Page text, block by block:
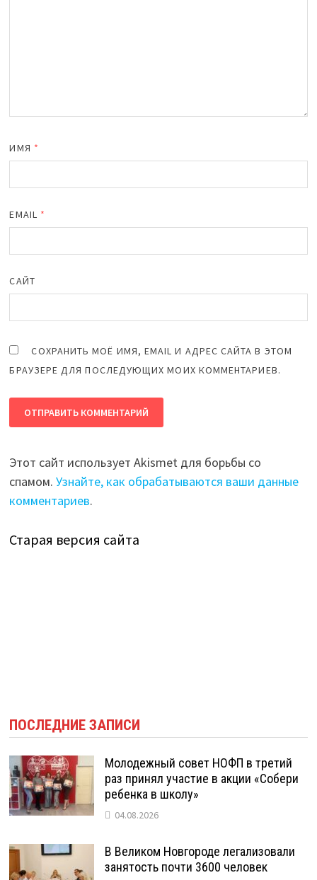
ИМЯ *
EMAIL *
САЙТ
СОХРАНИТЬ МОЁ ИМЯ, EMAIL И АДРЕС САЙТА В ЭТОМ
БРАУЗЕРЕ ДЛЯ ПОСЛЕДУЮЩИХ МОИХ КОММЕНТАРИЕВ.
Этот сайт использует Akismet для борьбы со
спамом.Узнайте, как обрабатываются ваши данные
комментариев.
Старая версия сайта
ПОСЛЕДНИЕ ЗАПИСИ
Молодежный совет НОФП в третий
раз принял участие в акции «Собери
ребенка в школу»
04.08.2026
В Великом Новгороде легализовали
занятость почти 3600 человек